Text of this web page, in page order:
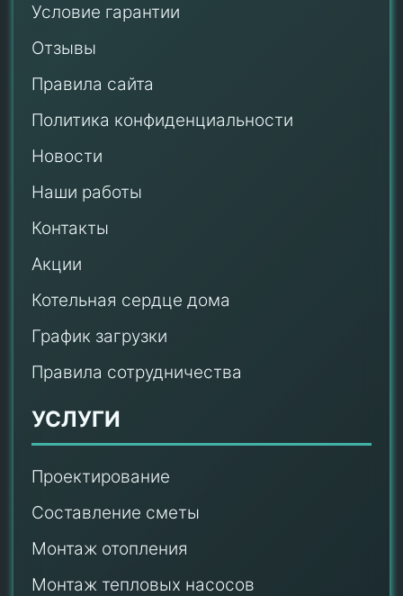
Условие гарантии
Отзывы
Правила сайта
Политика конфиденциальности
Новости
Наши работы
Контакты
Акции
Котельная сердце дома
График загрузки
Правила сотрудничества
УСЛУГИ
Проектирование
Составление сметы
Монтаж отопления
Монтаж тепловых насосов